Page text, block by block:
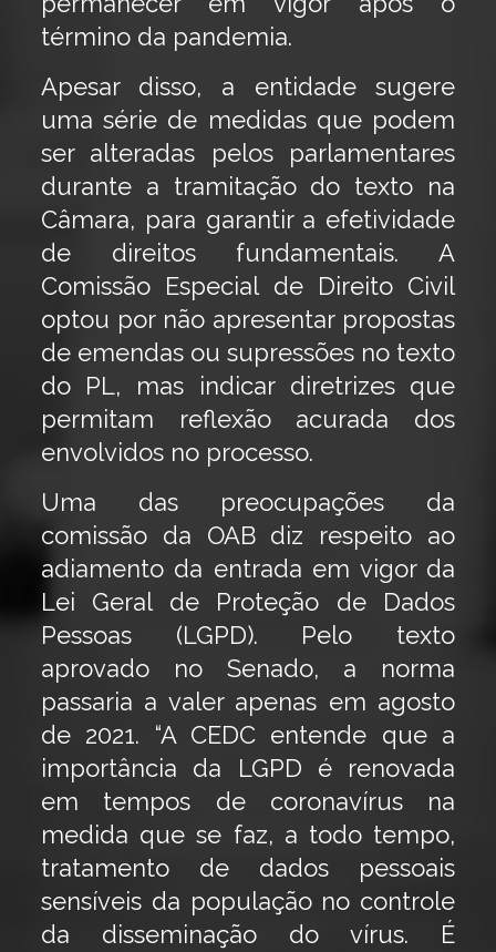
término da pandemia.
Apesar disso, a entidade sugere
uma série de medidas que podem
ser alteradas pelos parlamentares
durante a tramitação do texto na
Câmara, para garantir a efetividade
de direitos fundamentais. A
Comissão Especial de Direito Civil
optou por não apresentar propostas
de emendas ou supressões no texto
do PL, mas indicar diretrizes que
permitam reflexão acurada dos
envolvidos no processo.
Uma das preocupações da
comissão da OAB diz respeito ao
adiamento da entrada em vigor da
Lei Geral de Proteção de Dados
Pessoas (LGPD). Pelo texto
aprovado no Senado, a norma
passaria a valer apenas em agosto
de 2021. “A CEDC entende que a
importância da LGPD é renovada
em tempos de coronavírus na
medida que se faz, a todo tempo,
tratamento de dados pessoais
sensíveis da população no controle
da disseminação do vírus. É